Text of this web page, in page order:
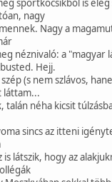
sportkocsikból is elég
nagy
Nagy a
néznivaló: a "magyar
Hejj.
(s nem szlávos,
láttam...
talán néha kicsit
sincs az itteni
látszik, hogy az